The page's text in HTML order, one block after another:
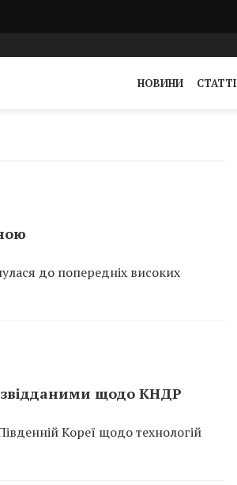
НОВИНИ СТАТТІ
до попередніх високих
щодо КНДР
Кореї щодо технологій